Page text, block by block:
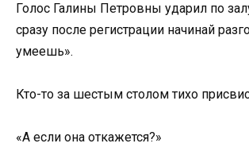
Голос Галины Петровны ударил по
сразу после регистрации начинай
умеешь».
Кто-то за шестым столом тихо
«А если она откажется?»